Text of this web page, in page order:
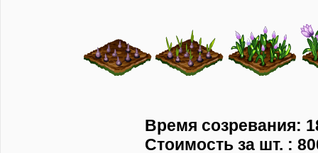
Время созревания:
Стоимость за шт. :